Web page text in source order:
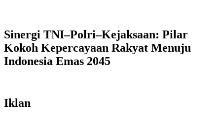
Sinergi TNI–Polri–Kejaksaan: Pilar
Kokoh Kepercayaan Rakyat Menuju
Indonesia Emas 2045
Iklan